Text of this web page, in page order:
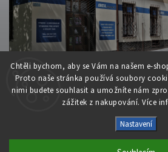
Chtěli bychom, aby se Vám na našem e-
Proto naše stránka používá soubory
nimi budete souhlasit a umožníte nám
zážitek z nakupování. Více
Nastavení
Belsport.cz.
Upravit nastavení